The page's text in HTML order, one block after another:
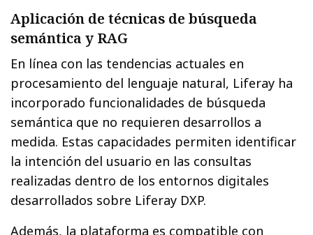
Aplicación de técnicas de búsqueda
semántica y RAG
En línea con las tendencias actuales en
procesamiento del lenguaje natural, Liferay ha
incorporado funcionalidades de búsqueda
semántica que no requieren desarrollos a
medida. Estas capacidades permiten identificar
la intención del usuario en las consultas
realizadas dentro de los entornos digitales
desarrollados sobre Liferay DXP.
Además, la plataforma es compatible con